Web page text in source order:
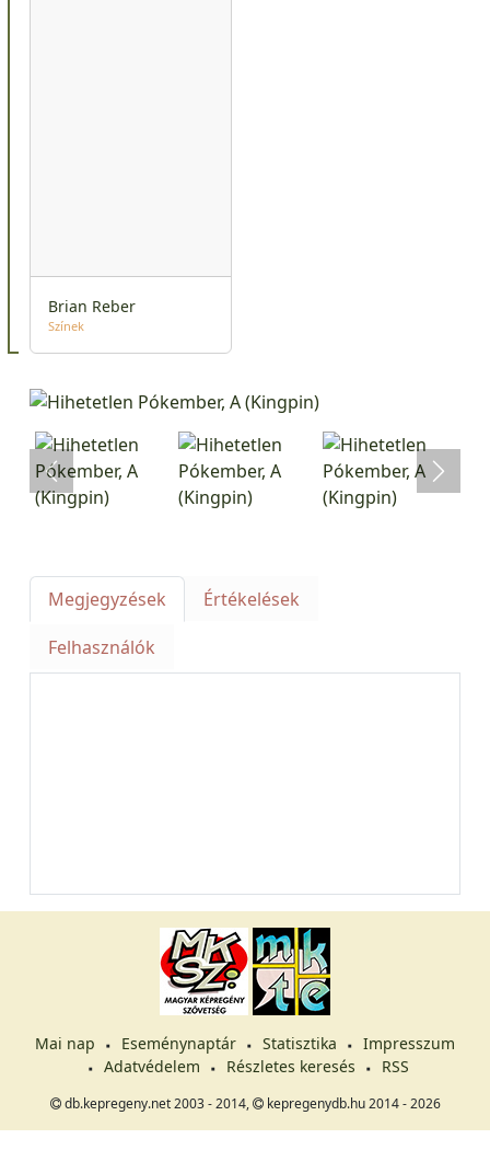
Brian Reber
Színek
Megjegyzések
Értékelések
Felhasználók
Mai nap Eseménynaptár Statisztika
Impresszum
Adatvédelem
Részletes keresés RSS
db.kepregeny.net 2003 - 2014, kepregenydb.hu 2014 - 2026